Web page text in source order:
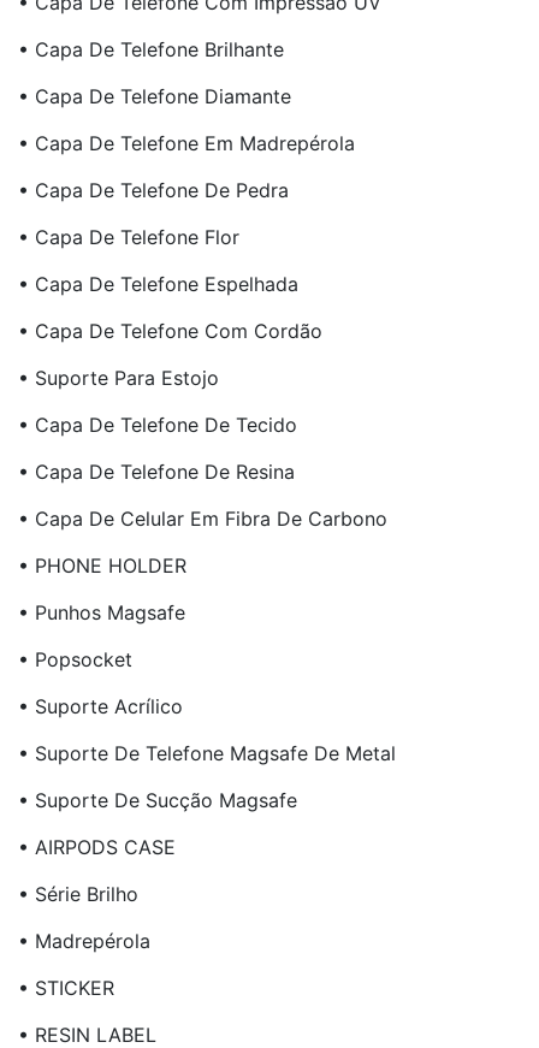
• Capa De Telefone Brilhante
• Capa De Telefone Diamante
• Capa De Telefone Em Madrepérola
• Capa De Telefone De Pedra
• Capa De Telefone Flor
• Capa De Telefone Espelhada
• Capa De Telefone Com Cordão
• Suporte Para Estojo
• Capa De Telefone De Tecido
• Capa De Telefone De Resina
• Capa De Celular Em Fibra De Carbono
• PHONE HOLDER
• Punhos Magsafe
• Popsocket
• Suporte Acrílico
• Suporte De Telefone Magsafe De Metal
• Suporte De Sucção Magsafe
• AIRPODS CASE
• Série Brilho
• Madrepérola
• STICKER
• RESIN LABEL